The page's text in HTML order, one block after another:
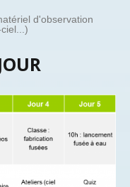
d'observation